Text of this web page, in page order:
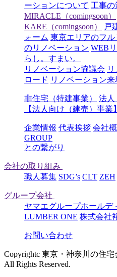
ーションについて 工事の
MIRACLE（comingsoon）
KARE（comingsoon）
戸
ォーム 東京エリアのフ
のリノベーション WEB
らし。すまい。
リノベーション協議会
ロード リノベーション来
非住宅（特建事業）
法人
【法人向け（建売）事業】
企業情報 代表挨拶 会社
GROUP
との繋がり
会社の取り組み
職人募集 SDG’s CLT ZEH
グループ会社
ヤマエグループホールデ
LUMBER ONE 株式会社
お問い合わせ
Copyrightc 東京・神奈川の住
All Rights Reserved.